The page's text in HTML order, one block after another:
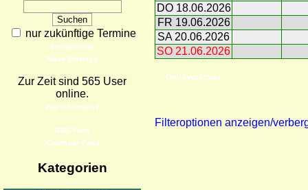
nur zukünftige Termine
Detailsuche
Neue Einträge
Zur Zeit sind 565 User
online.
Wer ist online?
RSS-Feed
iCalendar-Feed
Kategorien
DO 18.06.2026
FR 19.06.2026
SA 20.06.2026
SO 21.06.2026
Druckvorschau
Filteroptionen anzeigen/